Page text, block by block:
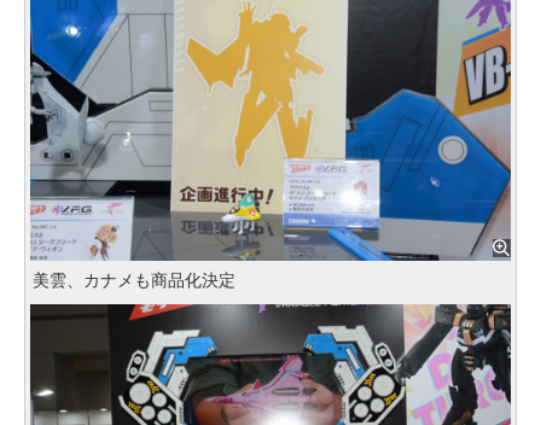
美雲、カナメも商品化決定